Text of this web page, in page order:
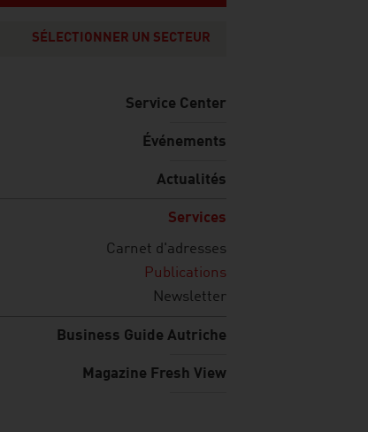
SÉLECTIONNER UN SECTEUR
Service Center
Événements
Actualités
Services
Carnet d'adresses
Publications
Newsletter
Business Guide Autriche
Magazine Fresh View